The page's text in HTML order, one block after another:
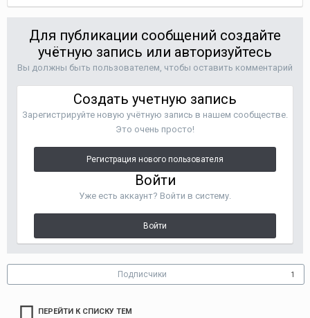
Для публикации сообщений создайте
учётную запись или авторизуйтесь
Вы должны быть пользователем, чтобы оставить комментарий
Создать учетную запись
Зарегистрируйте новую учётную запись в нашем сообществе.
Это очень просто!
Регистрация нового пользователя
Войти
Уже есть аккаунт? Войти в систему.
Войти
Подписчики 1
ПЕРЕЙТИ К СПИСКУ ТЕМ